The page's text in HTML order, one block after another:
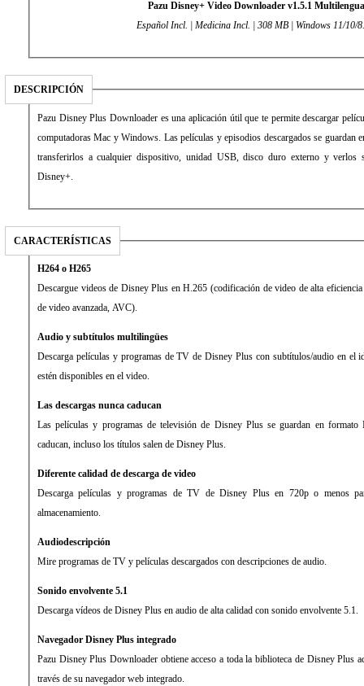
Pazu Disney+ Video Downloader v1.5.1
Español Incl. | Medicina Incl. | 308 MB | Windows 11/10/
DESCRIPCIÓN
Pazu Disney Plus Downloader es una aplicación útil que te permite descargar
computadoras Mac y Windows. Las películas y episodios descargados se guardan
transferirlos a cualquier dispositivo, unidad USB, disco duro externo y verlos
Disney+.
CARACTERÍSTICAS
H264 o H265
Descargue videos de Disney Plus en H.265 (codificación de video de alta
de video avanzada, AVC).
Audio y subtítulos multilingües
Descarga películas y programas de TV de Disney Plus con subtítulos/audio en el
estén disponibles en el video.
Las descargas nunca caducan
Las películas y programas de televisión de Disney Plus se guardan en
caducan, incluso los títulos salen de Disney Plus.
Diferente calidad de descarga de video
Descarga películas y programas de TV de Disney Plus en 720p o menos
almacenamiento.
Audiodescripción
Mire programas de TV y películas descargados con descripciones de audio.
Sonido envolvente 5.1
Descarga vídeos de Disney Plus en audio de alta calidad con sonido envolvente 5.1.
Navegador Disney Plus integrado
Pazu Disney Plus Downloader obtiene acceso a toda la biblioteca de Disney Plus
través de su navegador web integrado.